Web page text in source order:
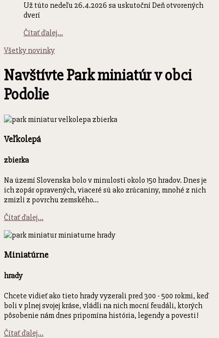
Už túto nedeľu 26.4.2026 sa uskutoční Deň otvorených
dverí
Čítať ďalej...
Všetky novinky
Navštívte Park miniatúr v obci
Podolie
Veľkolepá
zbierka
Na území Slovenska bolo v minulosti okolo 150 hradov. Dnes je
ich zopár opravených, viaceré sú ako zrúcaniny, mnohé z nich
zmizli z povrchu zemského...
Čítať ďalej...
Miniatúrne
hrady
Chcete vidieť ako tieto hrady vyzerali pred 300 - 500 rokmi, keď
boli v plnej svojej kráse, vládli na nich mocní feudáli, ktorých
pôsobenie nám dnes pripomína história, legendy a povesti!
Čítať ďalej...